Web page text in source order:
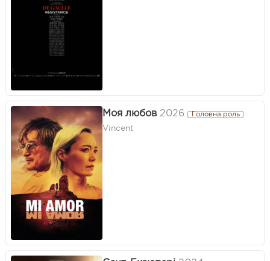
Моя любов 2026 Головна роль
Vincent